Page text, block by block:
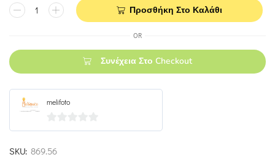
Προσθήκη Στο Καλάθι
OR
Συνέχεια Στο Checkout
melifoto
0
SKU: 869.56